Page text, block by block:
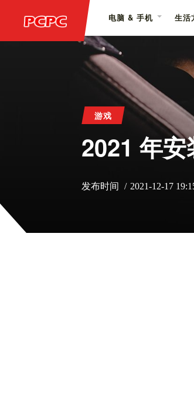
电脑 & 手机 生活
游戏
2021 年
发布时间 2021-12-17